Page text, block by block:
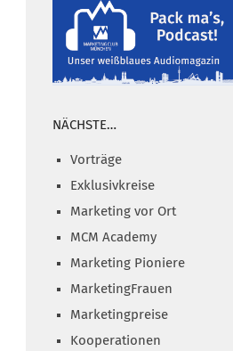
NÄCHSTE…
Vorträge
Exklusivkreise
Marketing vor Ort
MCM Academy
Marketing Pioniere
MarketingFrauen
Marketingpreise
Kooperationen